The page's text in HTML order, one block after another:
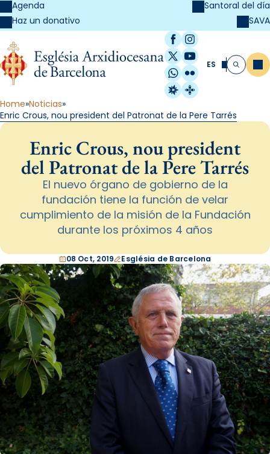
Agenda
Haz un donativo
Santoral del día
SAVA
Facebook
Instagram
X / Twitter
YouTube
WhatsApp
Flickr
Radio Estel
Catalunya
ES Buscar
Home Noticias
Enric Crous, nou president del Patronat de la Pere Tarrés
Enric Crous, nou president
del Patronat de la Pere Tarrés
El nuevo órgano de gobierno de la
fundación tiene la función de velar
cumplimiento de la misión de la Fundación
durante los próximos 4 años
08 Oct, 2019 Església de Barcelona